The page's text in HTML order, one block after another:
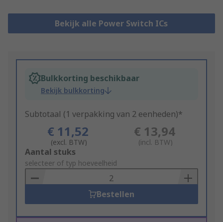
Bekijk alle Power Switch ICs
Bulkkorting beschikbaar
Bekijk bulkkorting
Subtotaal (1 verpakking van 2 eenheden)*
€ 11,52
(excl. BTW)
€ 13,94
(incl. BTW)
Add
to
Basket
Aantal stuks
selecteer of typ hoeveelheid
Bestellen